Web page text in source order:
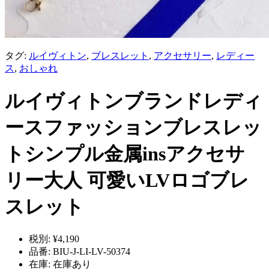
タグ: ルイヴィトン, ブレスレット , アクセサリー, レディー
ス, おしゃれ
ルイヴィトンブランドレディ
ースファッションブレスレッ
トシンプル金属insアクセサ
リー大人 可愛いLVロゴブレ
スレット
税別: ¥4,190
品番: BIU-J-LI-LV-50374
在庫: 在庫あり